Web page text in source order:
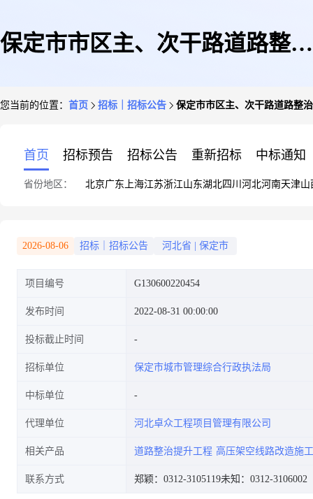
保定市市区主、次干路道路整治
您当前的位置： 首页 招标｜招标公告 保定市市区主、次干路道路整
首页 招标预告 招标公告 重新招标 中标通知
省份地区： 北京广东 上海江苏浙江山东湖北四川 河北河南天津山
2026-08-06 招标｜招标公告 河北省 保定市
项目编号 G130600220454
发布时间 2022-08-31 00:00:00
投标截止时间
招标单位 保定市城市管理综合行政执法局
中标单位
代理单位 河北卓众工程项目管理有限公司
相关产品 道路整治提升工程 高压架空线路改造施工
联系方式 郑颖：0312-3105119未知：0312-3106002